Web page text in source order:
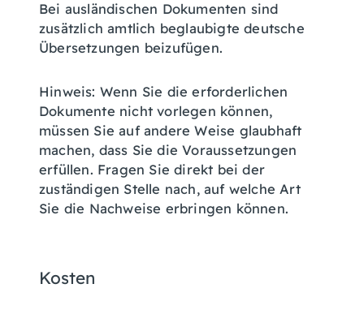
Bei ausländischen Dokumenten sind
zusätzlich amtlich beglaubigte deutsche
Übersetzungen beizufügen.
Hinweis: Wenn Sie die erforderlichen
Dokumente nicht vorlegen können,
müssen Sie auf andere Weise glaubhaft
machen, dass Sie die Voraussetzungen
erfüllen. Fragen Sie direkt bei der
zuständigen Stelle nach, auf welche Art
Sie die Nachweise erbringen können.
Kosten